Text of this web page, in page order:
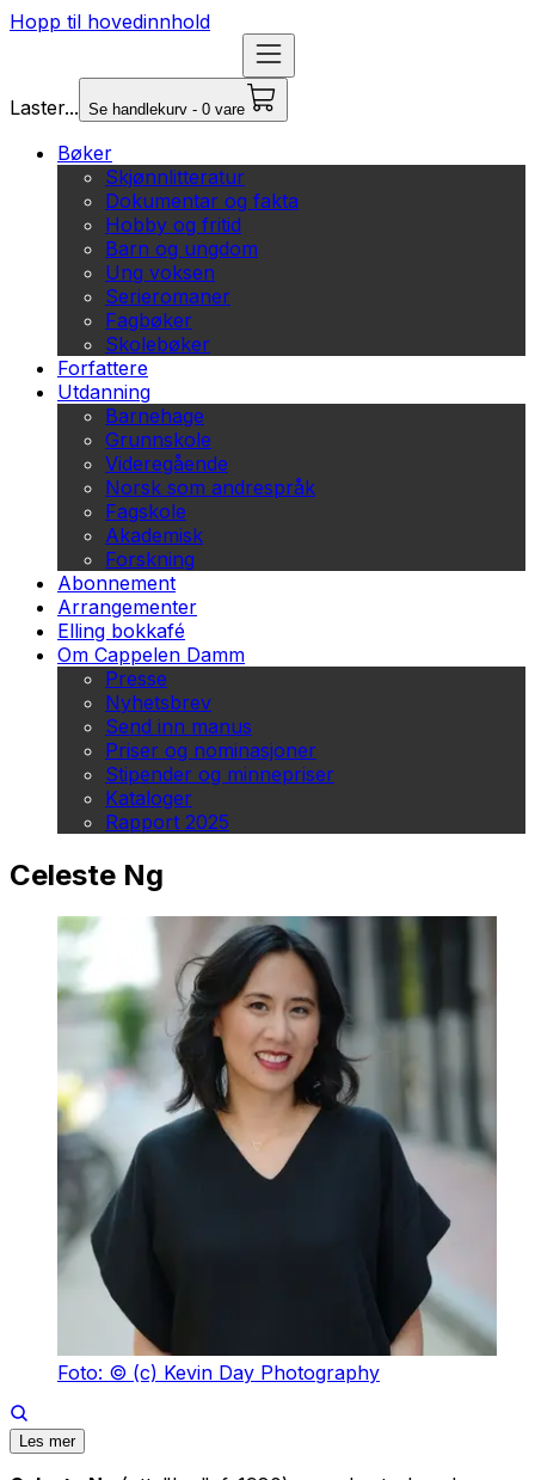
Hopp til hovedinnhold
Laster... Se handlekurv - 0 vare
Bøker
Skjønnlitteratur
Dokumentar og fakta
Hobby og fritid
Barn og ungdom
Ung voksen
Serieromaner
Fagbøker
Skolebøker
Forfattere
Utdanning
Barnehage
Grunnskole
Videregående
Norsk som andrespråk
Fagskole
Akademisk
Forskning
Abonnement
Arrangementer
Elling bokkafé
Om Cappelen Damm
Presse
Nyhetsbrev
Send inn manus
Priser og nominasjoner
Stipender og minnepriser
Kataloger
Rapport 2025
Celeste Ng
Foto: © (c) Kevin Day Photography
Les mer